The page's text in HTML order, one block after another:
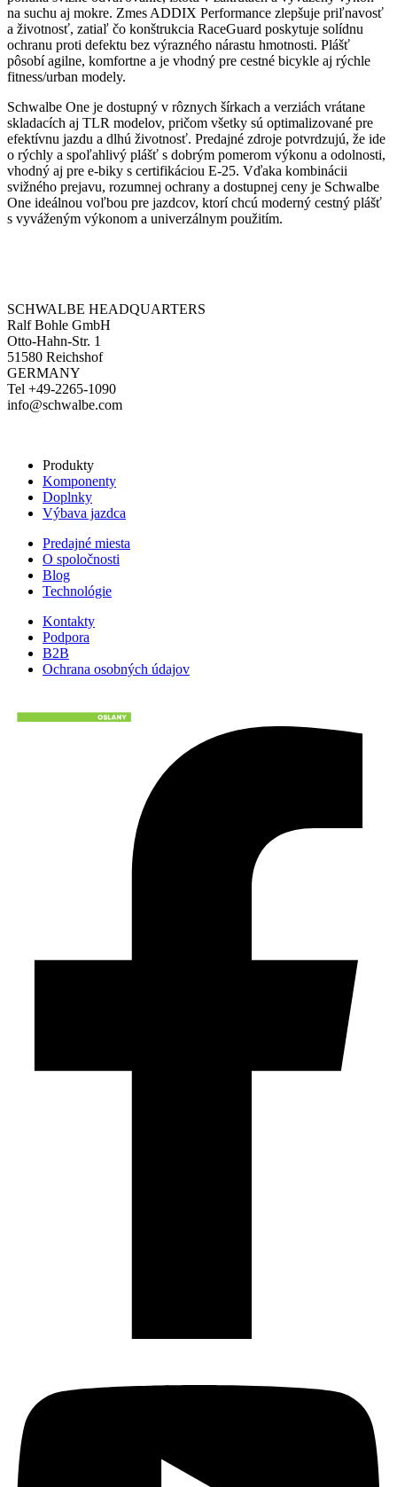
na suchu aj mokre. Zmes ADDIX Performance zlepšuje priľnavosť
a životnosť, zatiaľ čo konštrukcia RaceGuard poskytuje solídnu
ochranu proti defektu bez výrazného nárastu hmotnosti. Plášť
pôsobí agilne, komfortne a je vhodný pre cestné bicykle aj rýchle
fitness/urban modely.
Schwalbe One je dostupný v rôznych šírkach a verziách vrátane
skladacích aj TLR modelov, pričom všetky sú optimalizované pre
efektívnu jazdu a dlhú životnosť. Predajné zdroje potvrdzujú, že ide
o rýchly a spoľahlivý plášť s dobrým pomerom výkonu a odolnosti,
vhodný aj pre e‑biky s certifikáciou E‑25. Vďaka kombinácii
svižného prejavu, rozumnej ochrany a dostupnej ceny je Schwalbe
One ideálnou voľbou pre jazdcov, ktorí chcú moderný cestný plášť
s vyváženým výkonom a univerzálnym použitím.
SCHWALBE HEADQUARTERS
Ralf Bohle GmbH
Otto-Hahn-Str. 1
51580 Reichshof
GERMANY
Tel +49-2265-1090
info@schwalbe.com
Produkty
Komponenty
Doplnky
Výbava jazdca
Predajné miesta
O spoločnosti
Blog
Technológie
Kontakty
Podpora
B2B
Ochrana osobných údajov